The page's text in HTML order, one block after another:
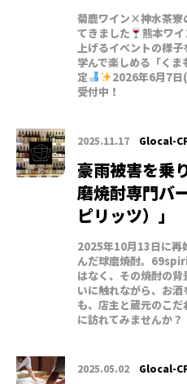
菊鹿ワイン×神水茶寮
てきました
熊本ワ
上げるイベントの様
学んで楽しめる「く
定
2026年6月7日
受付中！
2025.11.17 Glocal-
豪雨被害を乗
磨焼酎専門バ
ピリッツ）」
2025年10月13日に再
んだ球磨焼酎。
はなく、その焼酎の
いに触れながら、お
も、店主と蔵元のこ
に訪れてみませんか？
2025.05.02 Glocal-